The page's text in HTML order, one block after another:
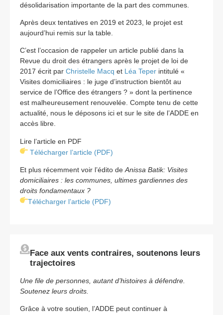
désolidarisation importante de la part des communes.
Après deux tentatives en 2019 et 2023, le projet est
aujourd’hui remis sur la table.
C’est l’occasion de rappeler un article publié dans la
Revue du droit des étrangers après le projet de loi de
2017 écrit par Christelle Macq et Léa Teper intitulé «
Visites domiciliaires : le juge d’instruction bientôt au
service de l’Office des étrangers ? » dont la pertinence
est malheureusement renouvelée. Compte tenu de cette
actualité, nous le déposons ici et sur le site de l’ADDE en
accès libre.
Lire l’article en PDF
Télécharger l’article (PDF)
Et plus récemment voir l’édito de Anissa Batik: Visites
domiciliaires : les communes, ultimes gardiennes des
droits fondamentaux ?
Télécharger l’article (PDF)
Face aux vents contraires, soutenons leurs
trajectoires
Une file de personnes, autant d’histoires à défendre.
Soutenez leurs droits.
Grâce à votre soutien, l’ADDE peut continuer à